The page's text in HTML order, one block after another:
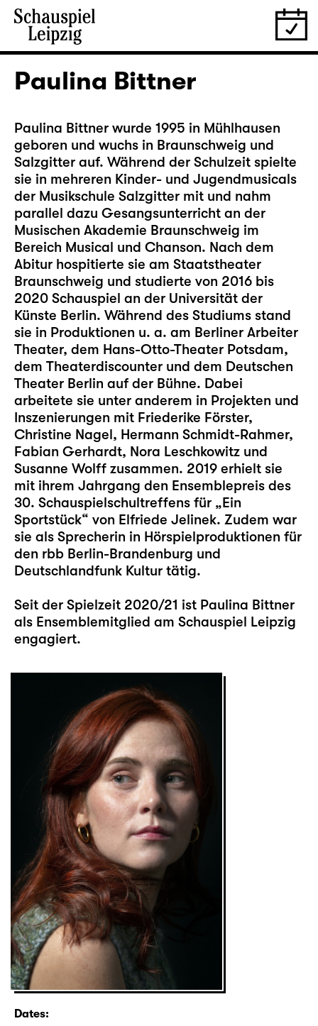
Paulina Bittner
Paulina Bittner wurde 1995 in Mühlhausen
geboren und wuchs in Braunschweig und
Salzgitter auf. Während der Schulzeit spielte
sie in mehreren Kinder- und Jugendmusicals
der Musikschule Salzgitter mit und nahm
parallel dazu Gesangsunterricht an der
Musischen Akademie Braunschweig im
Bereich Musical und Chanson. Nach dem
Abitur hospitierte sie am Staatstheater
Braunschweig und studierte von 2016 bis
2020 Schauspiel an der Universität der
Künste Berlin. Während des Studiums stand
sie in Produktionen u. a. am Berliner Arbeiter
Theater, dem Hans-Otto-Theater Potsdam,
dem Theaterdiscounter und dem Deutschen
Theater Berlin auf der Bühne. Dabei
arbeitete sie unter anderem in Projekten und
Inszenierungen mit Friederike Förster,
Christine Nagel, Hermann Schmidt-Rahmer,
Fabian Gerhardt, Nora Leschkowitz und
Susanne Wolff zusammen. 2019 erhielt sie
mit ihrem Jahrgang den Ensemblepreis des
30. Schauspielschultreffens für „Ein
Sportstück“ von Elfriede Jelinek. Zudem war
sie als Sprecherin in Hörspielproduktionen für
den rbb Berlin-Brandenburg und
Deutschlandfunk Kultur tätig.
Seit der Spielzeit 2020/21 ist Paulina Bittner
als Ensemblemitglied am Schauspiel Leipzig
engagiert.
Dates: